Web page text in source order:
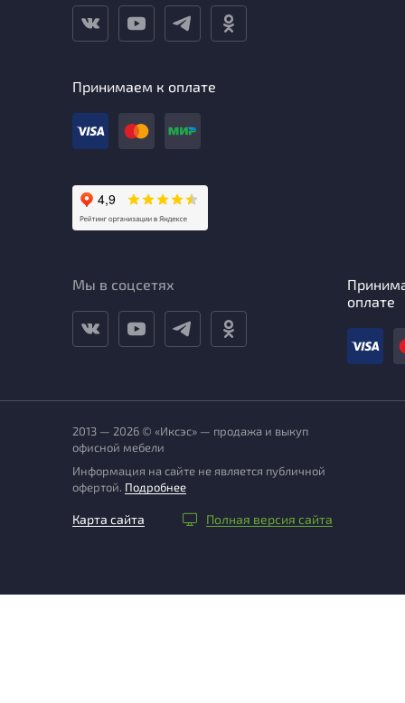
Принимаем к оплате
Мы в соцсетях
оплате
2013 — 2026 © «Иксэс» — продажа и выкуп
офисной мебели
Информация на сайте не является публичной
офертой. Подробнее
Карта сайта Полная версия сайта